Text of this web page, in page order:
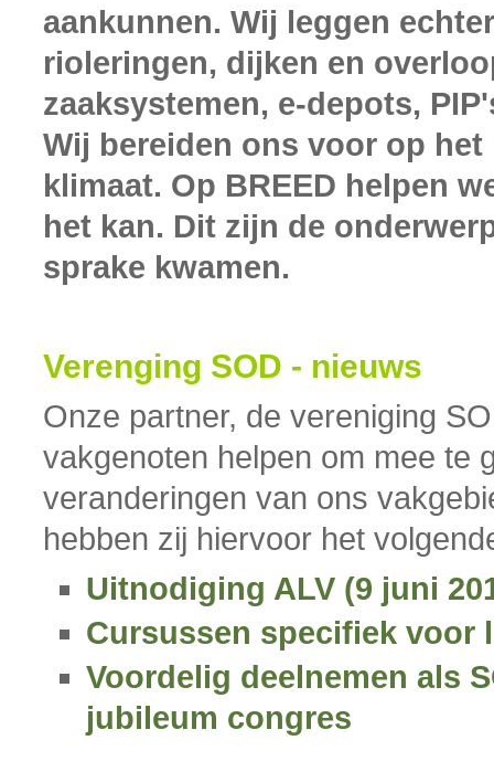
aankunnen. Wij leggen
rioleringen, dijken en
zaaksystemen, e-depots,
Wij bereiden ons voor op
klimaat. Op BREED helpen
het kan. Dit zijn de
sprake kwamen.
Verenging SOD - nieuws
Onze partner, de vereniging
vakgenoten helpen om mee te
veranderingen van ons
hebben zij hiervoor het
Uitnodiging ALV (9 juni
Cursussen specifiek voor
Voordelig deelnemen als
jubileum congres